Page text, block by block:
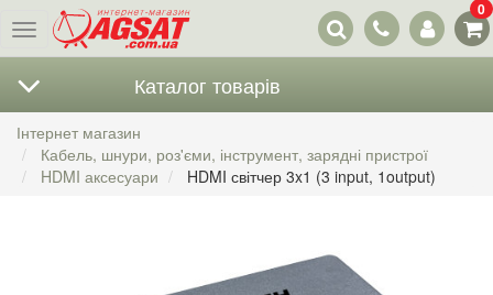
Меню
Наші
контакти
0
Каталог товарів
Інтернет магазин
Кабель, шнури, роз'єми, інструмент, зарядні пристрої
HDMI аксесуари
HDMI світчер 3x1 (3 input, 1output)